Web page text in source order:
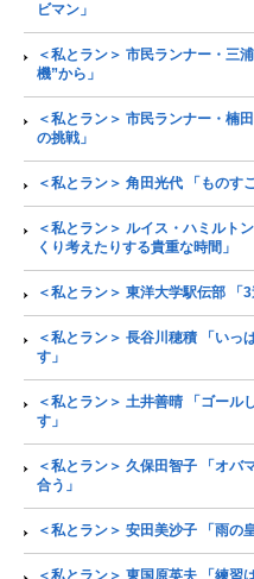
ビマン」
＜私とラン＞ 市民ランナー・三
機”から」
＜私とラン＞ 市民ランナー・楠
の挑戦」
＜私とラン＞ 角田光代 「ものす
＜私とラン＞ ルイス・ハミルト
くり考えたりする貴重な時間」
＜私とラン＞ 東洋大学駅伝部 「
＜私とラン＞ 長谷川穂積 「いっ
す」
＜私とラン＞ 土井善晴 「ゴール
す」
＜私とラン＞ 久保田智子 「オバ
合う」
＜私とラン＞ 安田美沙子 「雨の
＜私とラン＞ 東国原英夫 「練習